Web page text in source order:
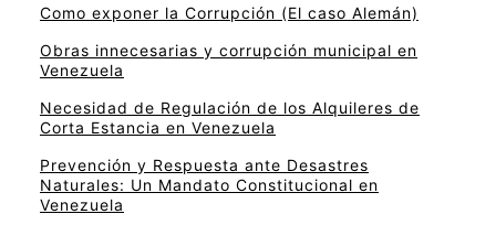
Como exponer la Corrupción (El caso Alemán)
Obras innecesarias y corrupción municipal en
Venezuela
Necesidad de Regulación de los Alquileres de
Corta Estancia en Venezuela
Prevención y Respuesta ante Desastres
Naturales: Un Mandato Constitucional en
Venezuela